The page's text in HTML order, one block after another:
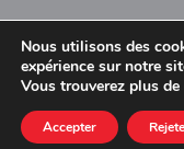
Conçu par
Accueil
Nous utilisons des
expérience sur notre
Vous trouverez plus
Accepter